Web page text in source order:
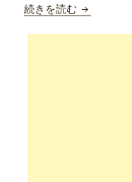
続きを読む Ainol